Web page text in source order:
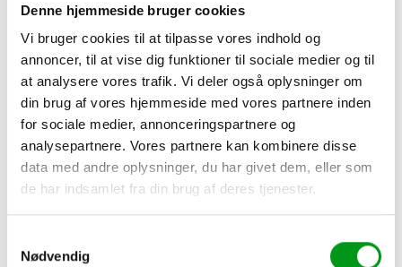
Denne hjemmeside bruger cookies
Vi bruger cookies til at tilpasse vores indhold og
annoncer, til at vise dig funktioner til sociale medier og til
at analysere vores trafik. Vi deler også oplysninger om
din brug af vores hjemmeside med vores partnere inden
for sociale medier, annonceringspartnere og
analysepartnere. Vores partnere kan kombinere disse
data med andre oplysninger, du har givet dem, eller som
de har indsamlet fra din brug af deres tjenester.
Nødvendig
Således ser din startside ud på Zoosk.com (marts 2025).
Like og afvis profiler på din startside
Din startside er “Søgning”. Her kan du bladre dig igennem en
række profiler og vurdere, om du vil like eller afvise dem. Vil du
like, kan du klikke på det grønne flueben, og hvis du vil afvise,
dig, bliver I et såkaldt “bekendtskab”.